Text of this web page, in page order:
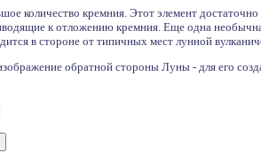
количество кремния. Этот элемент
к отложению кремния. Еще одна
в стороне от типичных мест лунной
обратной стороны Луны - для его